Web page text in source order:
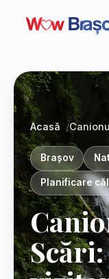
Acasă
Brașov
Planificare